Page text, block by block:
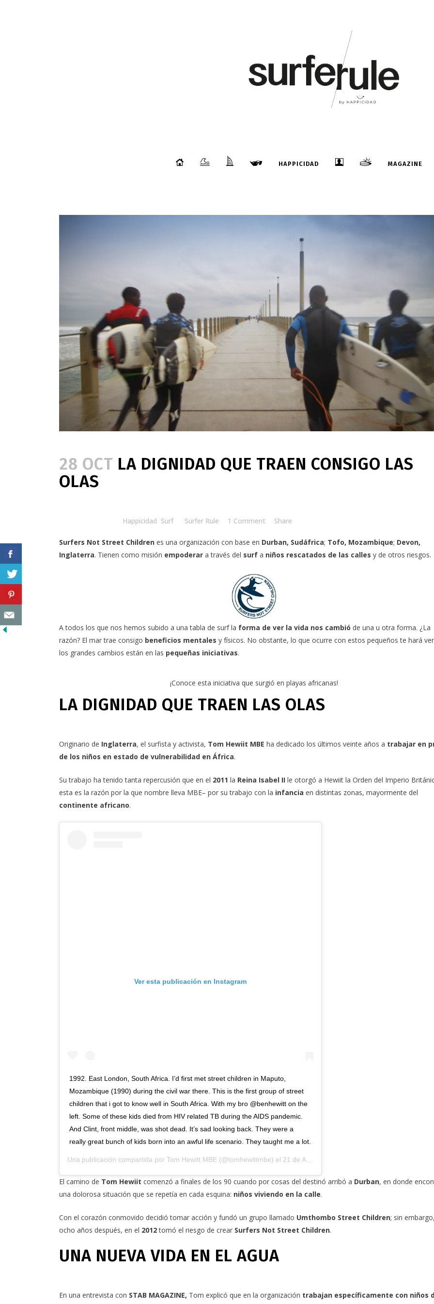
HAPPICIDAD MAGAZINE
28 OCT LA DIGNIDAD QUE TRAEN CONSIGO LAS
OLAS
Happicidad Surf Surfer Rule 1 Comment Share
Surfers Not Street Children es una organización con base en Durban, Sudáfrica; Tofo, Mozambique; Devon,
Inglaterra. Tienen como misión empoderar a través del surf a niños rescatados de las calles y de otros riesgos.
A todos los que nos hemos subido a una tabla de surf la forma de ver la vida nos cambió de una u otra forma. ¿La
razón? El mar trae consigo beneficios mentales y físicos. No obstante, lo que ocurre con estos pequeños te hará
los grandes cambios están en las pequeñas iniciativas.
¡Conoce esta iniciativa que surgió en playas africanas!
LA DIGNIDAD QUE TRAEN LAS OLAS
Originario de Inglaterra, el surfista y activista, Tom Hewiit MBE ha dedicado los últimos veinte años a trabajar en
de los niños en estado de vulnerabilidad en África.
Su trabajo ha tenido tanta repercusión que en el 2011 la Reina Isabel II le otorgó a Hewiit la Orden del Imperio
esta es la razón por la que nombre lleva MBE– por su trabajo con la infancia en distintas zonas, mayormente del
continente africano.
Ver esta publicación en Instagram
1992. East London, South Africa. I’d first met street children in Maputo,
Mozambique (1990) during the civil war there. This is the first group of street
children that i got to know well in South Africa. With my bro @benhewitt on the
left. Some of these kids died from HIV related TB during the AIDS pandemic.
And Clint, front middle, was shot dead. It’s sad looking back. They were a
really great bunch of kids born into an awful life scenario. They taught me a lot.
Una publicación compartida por Tom Hewitt MBE (@tomhewittmbe) el 21 de Abr de 2020 a las 2:15 PDT
El camino de Tom Hewiit comenzó a finales de los 90 cuando por cosas del destinó arribó a Durban, en donde
una dolorosa situación que se repetía en cada esquina: niños viviendo en la calle.
Con el corazón conmovido decidió tomar acción y fundó un grupo llamado Umthombo Street Children; sin embargo,
ocho años después, en el 2012tomó el riesgo de crear Surfers Not Street Children.
UNA NUEVA VIDA EN EL AGUA
En una entrevista con STAB MAGAZINE, Tom explicó que en la organización trabajan específicamente con niños